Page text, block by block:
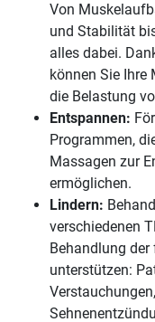
Von
und Stabilität
alles dabei.
können Sie
die Belastung
Entspannen:
Programmen,
Massagen zur
ermöglichen.
Lindern:
verschiedenen
Behandlung
unterstützen: